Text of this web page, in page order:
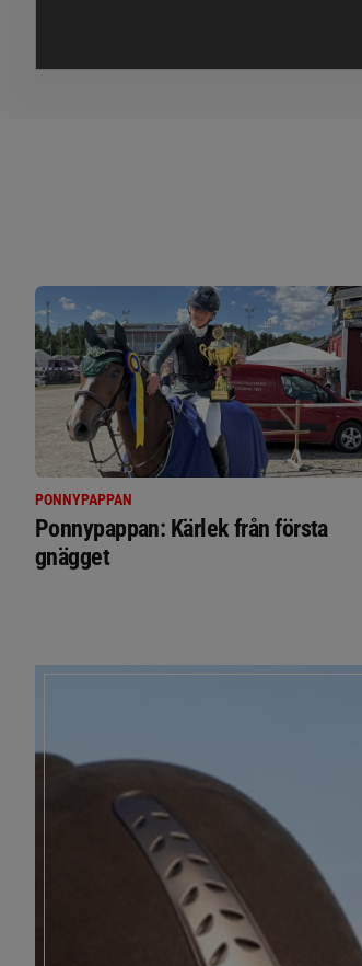
PONNYPAPPAN
Ponnypappan: Kärlek från första
gnägget